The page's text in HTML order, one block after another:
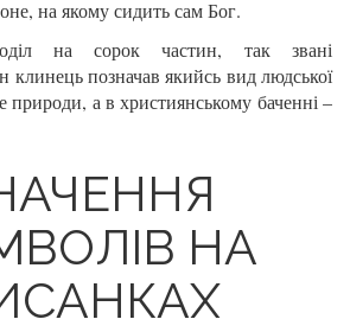
на якому сидить сам Бог.
на сорок частин, так звані
клинець позначав якийсь вид людської
природи, а в християнському баченні –
НА